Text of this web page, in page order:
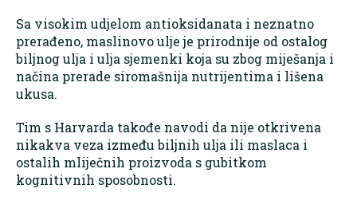
Sa visokim udjelom antioksidanata i neznatno
prerađeno, maslinovo ulje je prirodnije od ostalog
biljnog ulja i ulja sjemenki koja su zbog miješanja i
načina prerade siromašnija nutrijentima i lišena
ukusa.
Tim s Harvarda takođe navodi da nije otkrivena
nikakva veza između biljnih ulja ili maslaca i
ostalih mliječnih proizvoda s gubitkom
kognitivnih sposobnosti.